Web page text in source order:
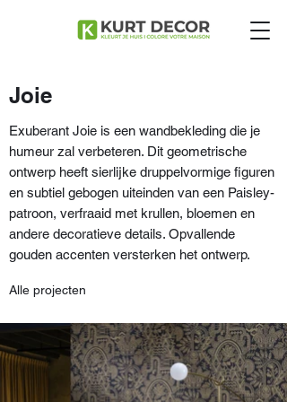
Joie
Exuberant Joie is een wandbekleding die je
humeur zal verbeteren. Dit geometrische
ontwerp heeft sierlijke druppelvormige figuren
en subtiel gebogen uiteinden van een Paisley-
patroon, verfraaid met krullen, bloemen en
andere decoratieve details. Opvallende
gouden accenten versterken het ontwerp.
Alle projecten